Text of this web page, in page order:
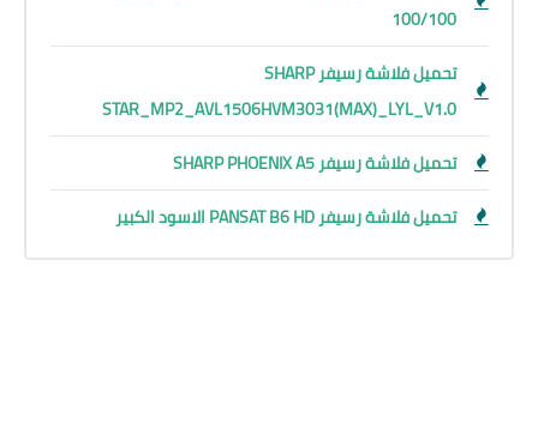
100/100
تحميل فلاشة رسيفر SHARP
STAR_MP2_AVL1506HVM3031(MAX)_LYL_V1.0
تحميل فلاشة رسيفر SHARP PHOENIX A5
تحميل فلاشة رسيفر PANSAT B6 HD الاسود الكبير